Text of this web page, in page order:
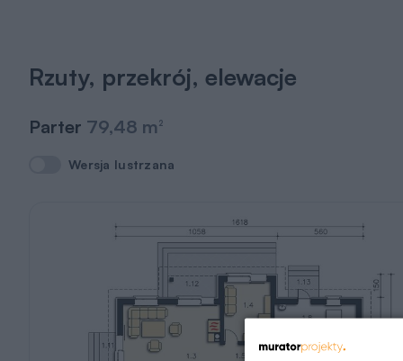
Rzuty, przekrój, elewacje
Parter 79,48 m 2
Wersja lustrzana
Wersja lustrzana